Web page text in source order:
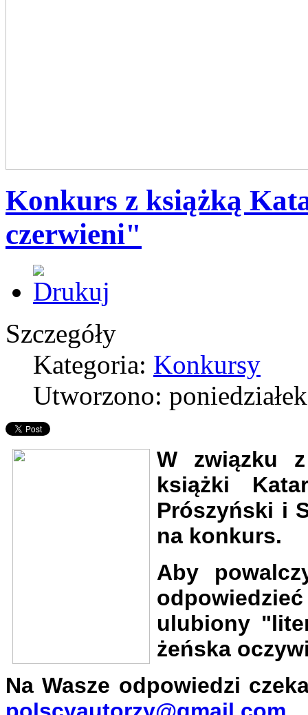
Konkurs z książką
czerwieni"
Szczegóły
Kategoria: Konkursy
Utworzono:
W związku
książki
Prószyński i
na konkurs.
Aby
ulubiony
żeńska
Na Wasze odpowiedzi